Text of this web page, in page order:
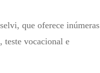
que oferece inúmeras
teste vocacional e